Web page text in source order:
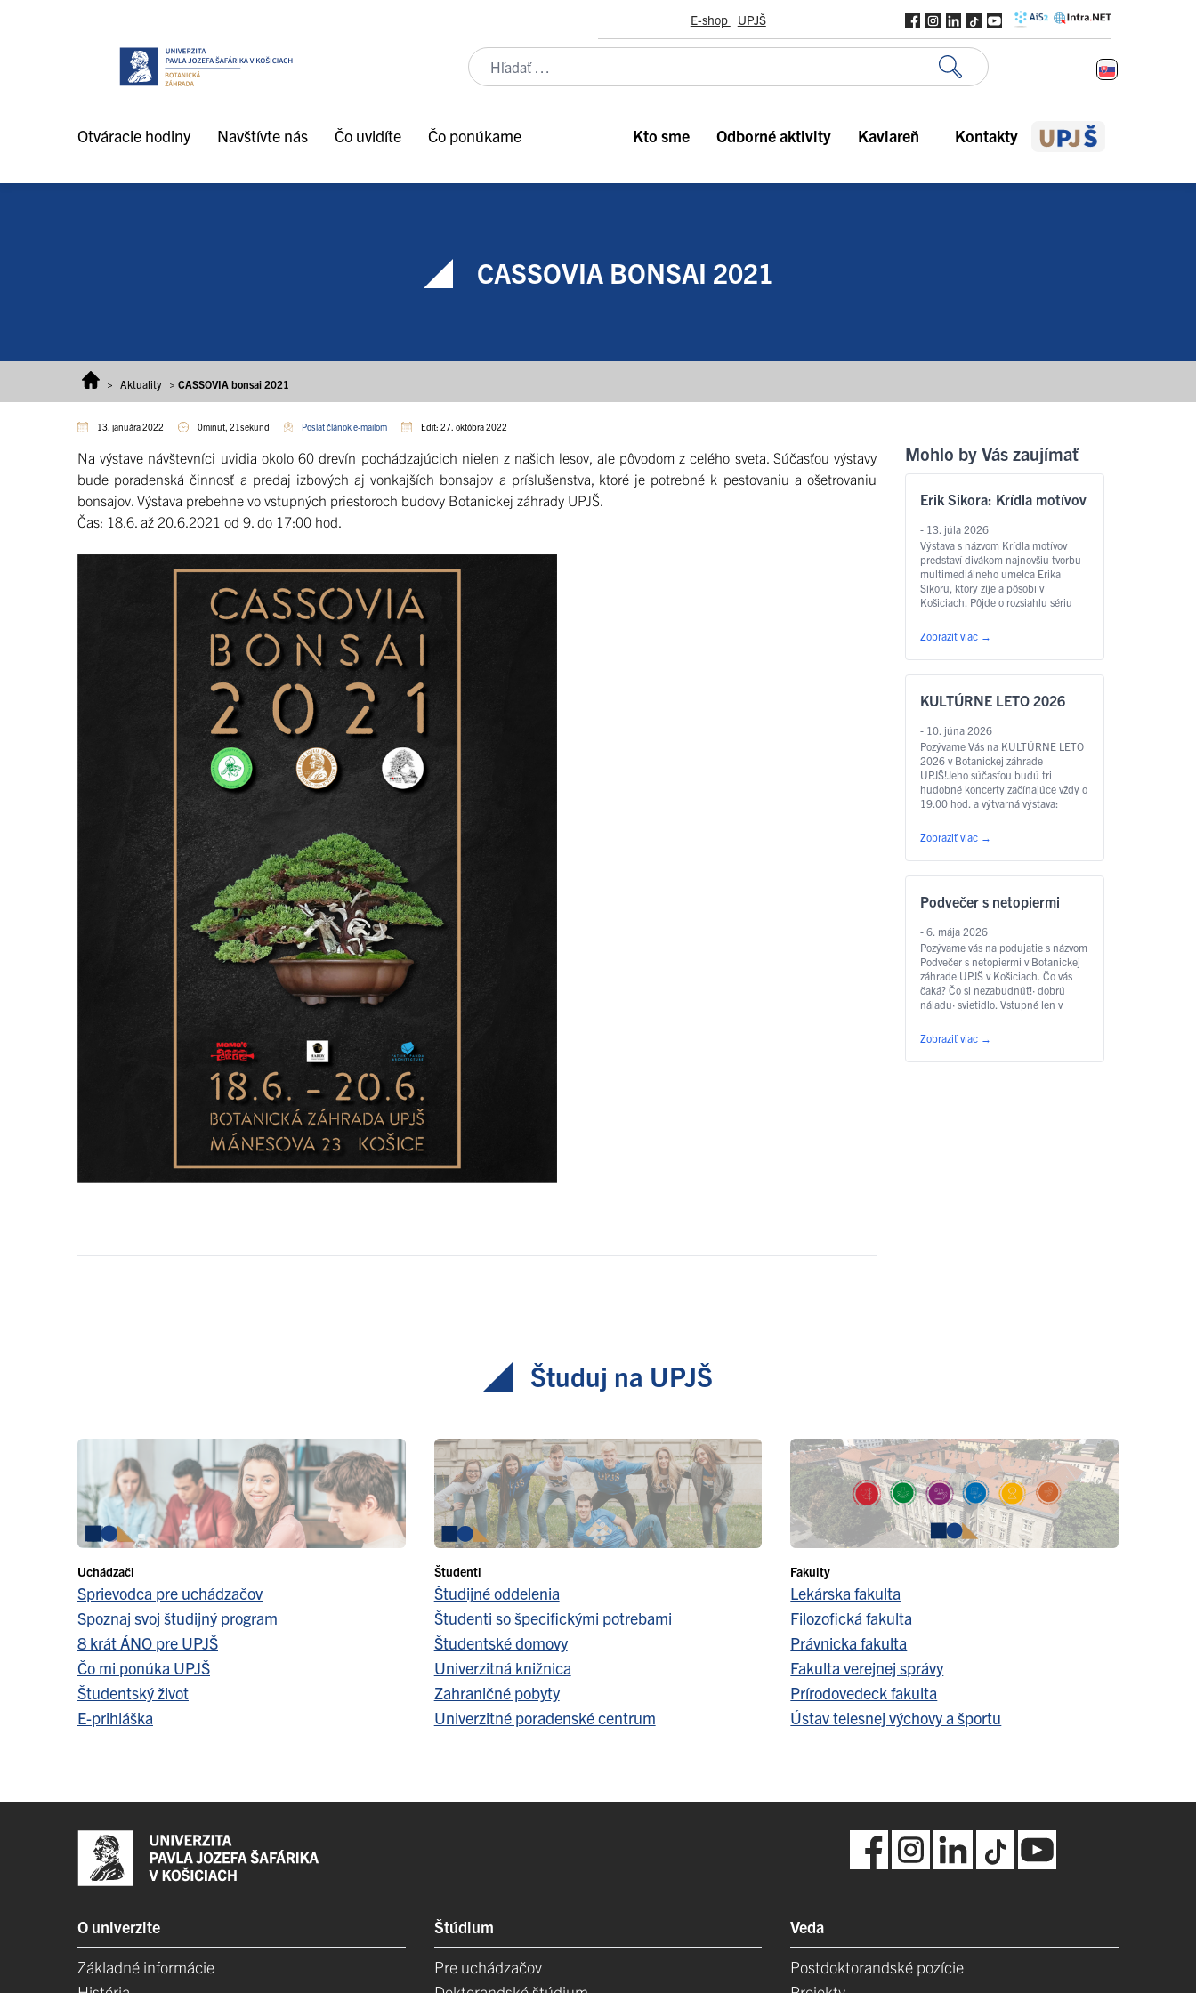
E-shop UPJŠ
Otváracie hodiny Navštívte nás Čo uvidíte Čo ponúkame Kto sme Odborné aktivity Kaviareň Kontakty
CASSOVIA BONSAI 2021
> Aktuality > CASSOVIA bonsai 2021
13. januára 2022 0minút, 21sekúnd Poslať článok e-mailom Edit: 27. októbra 2022
Na výstave návštevníci uvidia okolo 60 drevín pochádzajúcich nielen z našich lesov, ale pôvodom z celého sveta. Súčasťou výstavy
bude poradenská činnosť a predaj izbových aj vonkajších bonsajov a príslušenstva, ktoré je potrebné k pestovaniu a ošetrovaniu
bonsajov. Výstava prebehne vo vstupných priestoroch budovy Botanickej záhrady UPJŠ.
Čas: 18.6. až 20.6.2021 od 9. do 17:00 hod.
Mohlo by Vás zaujímať
Erik Sikora: Krídla motívov
- 13. júla 2026
Výstava s názvom Krídla motívov
predstaví divákom najnovšiu tvorbu
multimediálneho umelca Erika
Sikoru, ktorý žije a pôsobí v
Košiciach. Pôjde o rozsiahlu sériu
vytvorených špeciálne pre túto
výstavu v botanickej záhrade v
spolupráci s Východoslovenskou
galériou. Najviac akvarelov bude
motýľmi, na čo odkazuje aj samotný
Zobraziť viac →
KULTÚRNE LETO 2026
- 10. júna 2026
Pozývame Vás na KULTÚRNE LETO
2026 v Botanickej záhrade
UPJŠ!Jeho súčasťou budú tri
hudobné koncerty začínajúce vždy o
19.00 hod. a výtvarná výstava:
RevivalMEKY Žbirka revival je
hudobná pocta nezameniteľnému
hlasu a piesňam, ktoré formovali
generácie. S úctou k originálu kapela
tvorby Miroslava Žbirku – …Čítať
Zobraziť viac →
Podvečer s netopiermi
- 6. mája 2026
Pozývame vás na podujatie s názvom
Podvečer s netopiermi v Botanickej
záhrade UPJŠ v Košiciach. Čo vás
čaká? Čo si nezabudnúť!· dobrú
náladu· svietidlo. Vstupné len v
žiaci, seniori, ZŤP 3€ Tešíme sa na
Vás dňa 05.06.2026 od 18:00 do
21:00. Brány pre vás však otvárame
Zobraziť viac →
Študuj na UPJŠ
Uchádzači
Sprievodca pre uchádzačov
Spoznaj svoj študijný program
8 krát ÁNO pre UPJŠ
Čo mi ponúka UPJŠ
Študentský život
E-prihláška
Študenti
Študijné oddelenia
Študenti so špecifickými potrebami
Študentské domovy
Univerzitná knižnica
Zahraničné pobyty
Univerzitné poradenské centrum
Fakulty
Lekárska fakulta
Filozofická fakulta
Právnicka fakulta
Fakulta verejnej správy
Prírodovedeck fakulta
Ústav telesnej výchovy a športu
O univerzite
Základné informácie
Štúdium
Pre uchádzačov
Veda
Postdoktorandské pozície